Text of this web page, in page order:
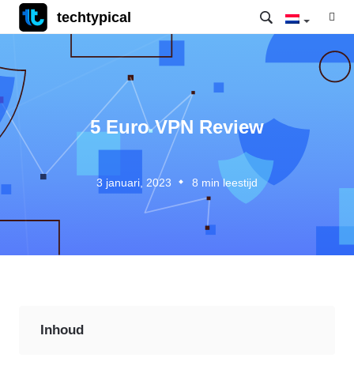
techtypical
5 Euro VPN Review
3 januari, 2023 8 min leestijd
Inhoud